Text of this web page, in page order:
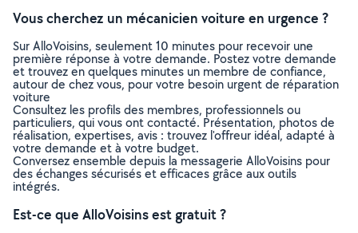
Vous cherchez un mécanicien voiture en urgence ?
Sur AlloVoisins, seulement 10 minutes pour recevoir une
première réponse à votre demande. Postez votre demande
et trouvez en quelques minutes un membre de confiance,
autour de chez vous, pour votre besoin urgent de réparation
voiture
Consultez les profils des membres, professionnels ou
particuliers, qui vous ont contacté. Présentation, photos de
réalisation, expertises, avis : trouvez l'offreur idéal, adapté à
votre demande et à votre budget.
Conversez ensemble depuis la messagerie AlloVoisins pour
des échanges sécurisés et efficaces grâce aux outils
intégrés.
Est-ce que AlloVoisins est gratuit ?